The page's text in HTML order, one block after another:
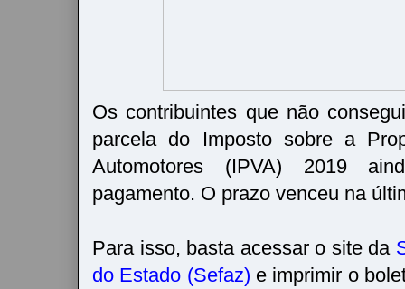
Os contribuintes que não
parcela do Imposto sobre a
Automotores (IPVA) 2019
pagamento. O prazo venceu na
Para isso, basta acessar o site da
do Estado (Sefaz) e imprimir o